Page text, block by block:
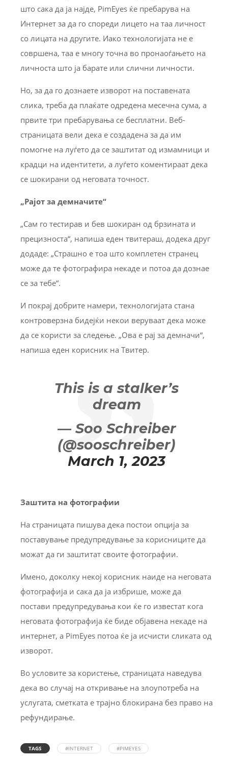
што сака да ја најде, PimEyes ќе пребарува на
Интернет за да го спореди лицето на таа личност
со лицата на другите. Иако технологијата не е
совршена, таа е многу точна во пронаоѓањето на
личноста што ја барате или слични личности.
Но, за да го дознаете изворот на поставената
слика, треба да плаќате одредена месечна сума, а
првите три пребарувања се бесплатни. Веб-
страницата вели дека е создадена за да им
помогне на луѓето да се заштитат од измамници и
крадци на идентитети, а луѓето коментираат дека
се шокирани од неговата точност.
„Рајот за демначите“
„Сам го тестирав и бев шокиран од брзината и
прецизноста“, напиша еден твитераш, додека друг
додаде: „Страшно е тоа што комплетен странец
може да те фотографира некаде и потоа да дознае
се за тебе“.
И покрај добрите намери, технологијата стана
контроверзна бидејќи некои веруваат дека може
да се користи за следење. „Ова е рај за демначи“,
напиша еден корисник на Твитер.
This is a stalker’s
dream
— Soo Schreiber
(@sooschreiber)
March 1, 2023
Заштита на фотографии
На страницата пишува дека постои опција за
поставување предупредување за корисниците да
можат да ги заштитат своите фотографии.
Имено, доколку некој корисник наиде на неговата
фотографија и сака да ја избрише, може да
постави предупредувања кои ќе го известат кога
неговата фотографија ќе биде објавена некаде на
интернет, а PimEyes потоа ќе ја исчисти сликата од
изворот.
Во условите за користење, страницата наведува
дека во случај на откривање на злоупотреба на
услугата, сметката е трајно блокирана без право на
рефундирање.
TAGS #INTERNET #PIMEYES